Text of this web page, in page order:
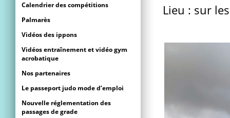
Lieu : sur
Calendrier des compétitions
Palmarès
Vidéos des ippons
Vidéos entraînement et vidéo gym
acrobatique
Nos partenaires
Le passeport judo mode d’emploi
Nouvelle réglementation des
passages de grade